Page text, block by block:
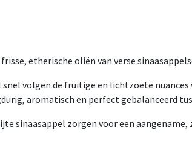
etherische oliën van verse
volgen de fruitige en lichtzoete
aromatisch en perfect gebalanceerd
sinaasappel zorgen voor een aangename,